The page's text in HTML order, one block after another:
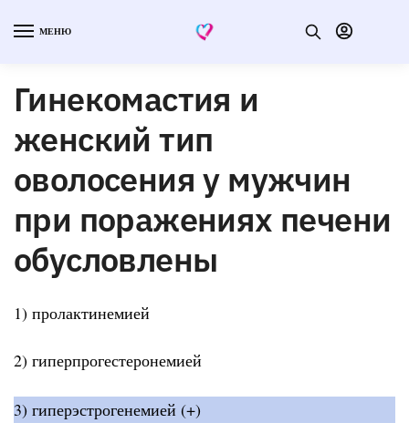
МЕНЮ
Гинекомастия и
женский тип
оволосения у мужчин
при поражениях печени
обусловлены
1) пролактинемией
2) гиперпрогестеронемией
3) гиперэстрогенемией (+)